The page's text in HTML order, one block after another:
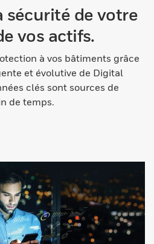
sécurité de votre
vos actifs.
à vos bâtiments grâce
et évolutive de Digital
clés sont sources de
de temps.